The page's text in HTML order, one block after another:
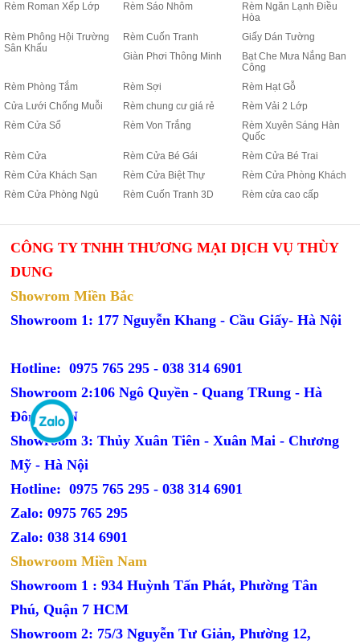
Rèm Roman Xếp Lớp
Rèm Sáo Nhôm
Rèm Ngăn Lạnh Điều
Hòa
Rèm Phông Hội Trường
Sân Khấu
Rèm Cuốn Tranh
Giấy Dán Tường
Giàn Phơi Thông Minh
Bạt Che Mưa Nắng Ban
Công
Rèm Phòng Tắm
Rèm Sợi
Rèm Hạt Gỗ
Cửa Lưới Chống Muỗi
Rèm chung cư giá rẻ
Rèm Vải 2 Lớp
Rèm Cửa Sổ
Rèm Von Trắng
Rèm Xuyên Sáng Hàn
Quốc
Rèm Cửa
Rèm Cửa Bé Gái
Rèm Cửa Bé Trai
Rèm Cửa Khách Sạn
Rèm Cửa Biệt Thự
Rèm Cửa Phòng Khách
Rèm Cửa Phòng Ngủ
Rèm Cuốn Tranh 3D Rèm cửa cao cấp
CÔNG TY TNHH THƯƠNG MẠI DỊCH VỤ THÙY
DUNG
Showrom Miền Bắc
Showroom 1: 177 Nguyễn Khang - Cầu Giấy- Hà Nội
Hotline: 0975 765 295 -038 314 6901
Showroom 2:106 Ngô Quyền - Quang TRung - Hà
Đông - HN
Showroom 3: Thủy Xuân Tiên - Xuân Mai - Chương
Mỹ - Hà Nội
Hotline: 0975 765 295 -038 314 6901
Zalo: 0975 765 295
Zalo: 038 314 6901
Showroom Miền Nam
Showroom 1 : 934 Huỳnh Tấn Phát, Phường Tân
Phú, Quận 7 HCM
Showroom 2: 75/3 Nguyễn Tư Giản, Phường 12,